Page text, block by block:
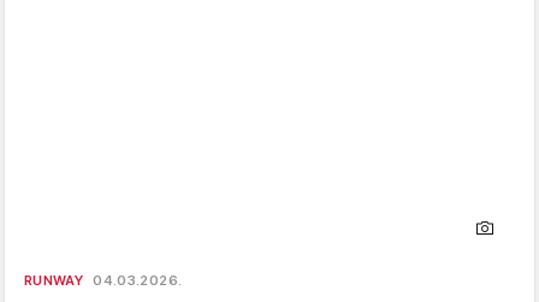
RUNWAY 04.03.2026.